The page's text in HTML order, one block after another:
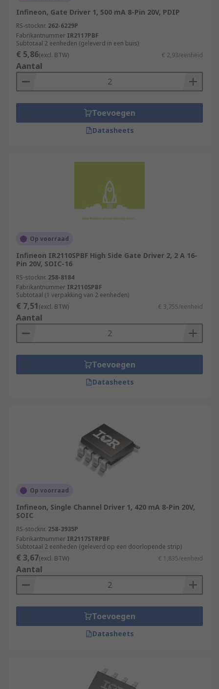
Infineon, Gate Driver 1, 500 mA 8-Pin 20V, PDIP
RS-stocknr. 262-6229P
Fabrikantnummer IR2117PBF
Subtotaal 2 eenheden (geleverd in een buis)
€ 5,86(excl. BTW) € 2,93/eenheid
Aantal
Toevoegen
Datasheets
Op voorraad
Infineon IR2110SPBF High Side Gate Driver 2, 2 A 16-
Pin 20V, SOIC-16
RS-stocknr. 258-8184
Fabrikantnummer IR2110SPBF
Subtotaal (1 verpakking van 2 eenheden)
€ 7,51(excl. BTW) € 3,755/eenheid
Aantal
Toevoegen
Datasheets
Op voorraad
Infineon, Single Channel Driver 1, 420 mA 8-Pin 20V,
SOIC
RS-stocknr. 258-3935P
Fabrikantnummer IR2117STRPBF
Subtotaal 2 eenheden (geleverd op een doorlopende strip)
€ 3,67(excl. BTW) € 1,835/eenheid
Aantal
Toevoegen
Datasheets